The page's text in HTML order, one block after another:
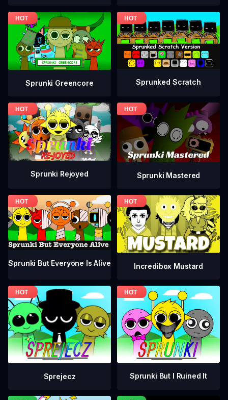
Sprunki Greencore Sprunked Scratch
Sprunki Rejoyed Sprunki Mastered
Sprunki But Everyone Is Alive Incredibox Mustard
Sprejecz Sprunki But I Ruined It